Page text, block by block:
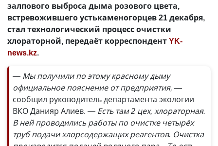
залпового выброса дыма розового цвета,
встревожившего устькаменогорцев 21 декабря,
стал технологический процесс очистки
хлораторной, передаёт корреспондентYK-
news.kz.
— Мы получили по этому красному дыму
официальное пояснение от предприятия, —
сообщил руководитель департамента экологии
ВКО Данияр Алиев. — Есть там 2 цех, хлораторная.
В ней проводились работы по очистке четырёх
труб подачи хлорсодержащих реагентов. Очистка